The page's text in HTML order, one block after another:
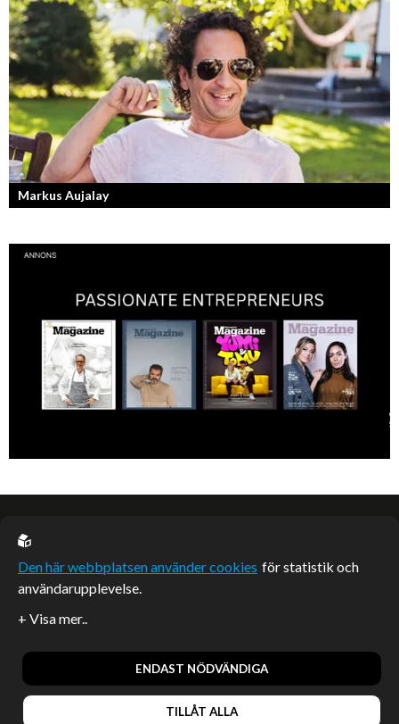
Konstnären som balanserar känslofylld konst med hårt fysiskt arbete.
Markus Aujalay
Sveriges tuffaste matjury är epitetet på juryn i Sveriges Mästerkock.
EU casino
Artiklar publicerade på webbplatsen som inte är märkta
redaktionellt är betalda samarbeten.
© 2026, Enterprise Magazine
Den här webbplatsen använder cookies för statistik och
användarupplevelse.
ENDAST NÖDVÄNDIGA
TILLÅT ALLA